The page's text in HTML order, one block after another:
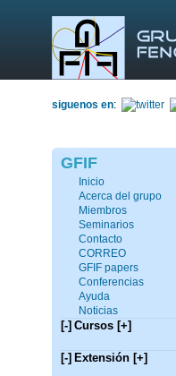
siguenos en:
GFIF
Inicio
Acerca del grupo
Miembros
Seminarios
Contacto
CORREO
GFIF papers
Conferencias
Ayuda
Noticias
[-] Cursos [+]
[-] Extensión [+]